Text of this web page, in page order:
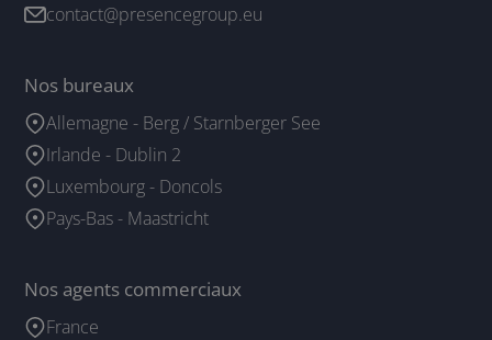
contact@presencegroup.eu
Nos bureaux
Allemagne - Berg / Starnberger See
Irlande - Dublin 2
Luxembourg - Doncols
Pays-Bas - Maastricht
Nos agents commerciaux
France